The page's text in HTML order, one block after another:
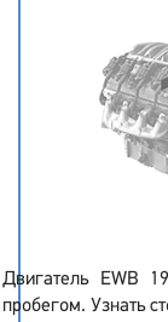
Двигатель EWB
пробегом. Узнать